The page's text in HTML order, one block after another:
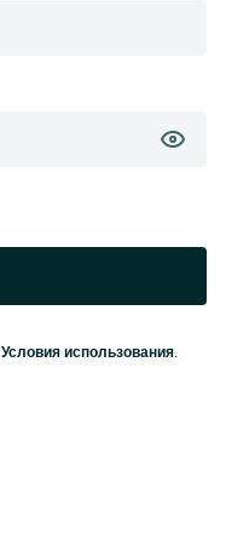
Условия использования.